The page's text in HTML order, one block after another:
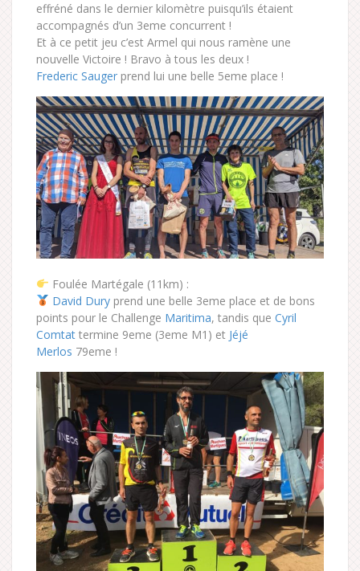
effréné dans le dernier kilomètre puisqu’ils étaient
accompagnés d’un 3eme concurrent !
Et à ce petit jeu c’est Armel qui nous ramène une
nouvelle Victoire ! Bravo à tous les deux !
Frederic Sauger prend lui une belle 5eme place !
Foulée Martégale (11km) :
David Duryprend une belle 3eme place et de bons
points pour le Challenge Maritima, tandis que Cyril
Comtat termine 9eme (3eme M1) et Jéjé
Merlos 79eme !